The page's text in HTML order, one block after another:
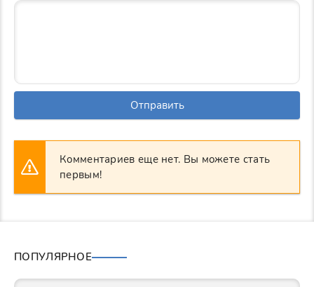
Отправить
Комментариев еще нет. Вы можете стать
первым!
ПОПУЛЯРНОЕ